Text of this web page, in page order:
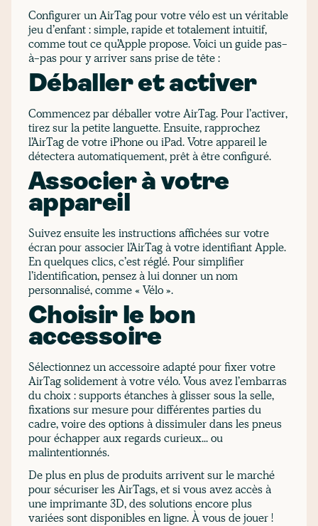
Configurer un AirTag pour votre vélo est un véritable
jeu d’enfant : simple, rapide et totalement intuitif,
comme tout ce qu’Apple propose. Voici un guide pas-
à-pas pour y arriver sans prise de tête :
Déballer et activer
Commencez par déballer votre AirTag. Pour l’activer,
tirez sur la petite languette. Ensuite, rapprochez
l’AirTag de votre iPhone ou iPad. Votre appareil le
détectera automatiquement, prêt à être configuré.
Associer à votre
appareil
Suivez ensuite les instructions affichées sur votre
écran pour associer l’AirTag à votre identifiant Apple.
En quelques clics, c’est réglé. Pour simplifier
l’identification, pensez à lui donner un nom
personnalisé, comme « Vélo ».
Choisir le bon
accessoire
Sélectionnez un accessoire adapté pour fixer votre
AirTag solidement à votre vélo. Vous avez l’embarras
du choix : supports étanches à glisser sous la selle,
fixations sur mesure pour différentes parties du
cadre, voire des options à dissimuler dans les pneus
pour échapper aux regards curieux... ou
malintentionnés.
De plus en plus de produits arrivent sur le marché
pour sécuriser les AirTags, et si vous avez accès à
une imprimante 3D, des solutions encore plus
variées sont disponibles en ligne. À vous de jouer !